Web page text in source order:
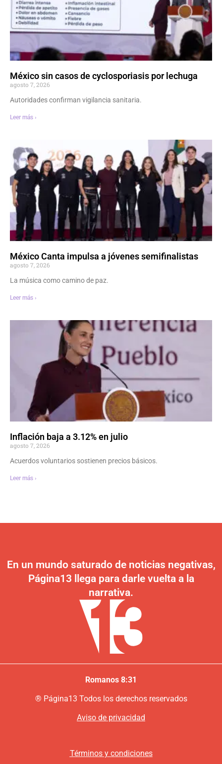
México sin casos de cyclosporiasis por lechuga
agosto 7, 2026
Autoridades confirman vigilancia sanitaria.
Leer más ›
México Canta impulsa a jóvenes semifinalistas
agosto 7, 2026
La música como camino de paz.
Leer más ›
Inflación baja a 3.12% en julio
agosto 7, 2026
Acuerdos voluntarios sostienen precios básicos.
Leer más ›
En un mundo saturado de noticias negativas,
Página13 llega para darle vuelta a la
narrativa.
Romanos 8:31
® Página13 Todos los derechos reservados
Aviso de privacidad
Términos y condiciones